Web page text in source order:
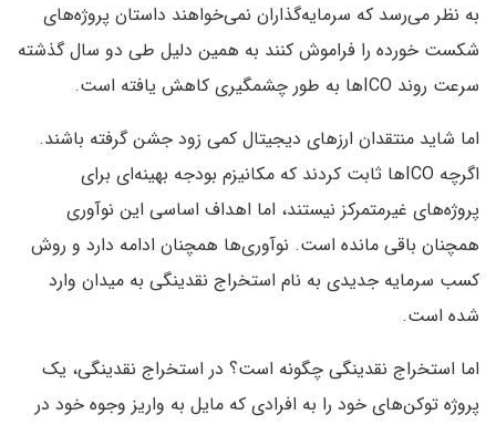
به نظر می‌رسد که سرمایه‌گذاران نمی‌خواهند داستان پروژه‌های
شکست خورده را فراموش کنند به همین دلیل طی دو سال گذشته
سرعت روند ICO‌ها به طور چشمگیری کاهش یافته است.
اما شاید منتقدان ارزهای دیجیتال کمی زود جشن گرفته باشند.
اگرچه ICOها ثابت کردند که مکانیزم بودجه بهینه‌ای برای
پروژه‌های غیرمتمرکز نیستند، اما اهداف اساسی این نوآوری
همچنان باقی مانده است. نوآوری‌ها همچنان ادامه دارد و روش
کسب سرمایه جدیدی به نام استخراج نقدینگی به میدان وارد
شده است.
اما استخراج نقدینگی چگونه است؟ در استخراج نقدینگی، یک
پروژه توکن‌های خود را به افرادی که مایل به واریز وجوه خود در